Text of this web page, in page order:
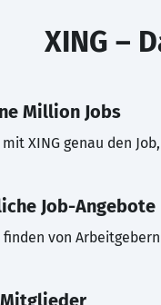
XING –
Million Jobs
XING genau den
Job-Angebote
finden von